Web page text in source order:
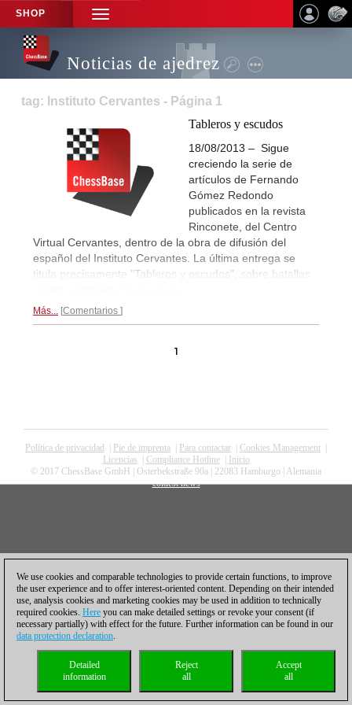
SHOP
TOGGLE
NAVIGATION
Noticias de ajedrez
tag: Instituto Cervantes - Página 1
Tableros y escudos
18/08/2013 – Sigue
creciendo la serie de
artículos de Fernando
Gómez Redondo
publicados en la revista
Rinconete, del Centro
Virtual Cervantes, dentro de la obra de difusión del
español del Instituto Cervantes. La última entrega se
titula precisamente "Tableros y escudos", sobre batallas
Más... Comentarios
1
Política de privacidad Pie de imprenta Para contactar Cookies Management
Licencias
Compliance Hotline|
Inicio
© 2017 ChessBase GmbH | Osterbekstraße 90a | 22083 Hamburgo | Alemania
coldest news
We use cookies and comparable technologies to provide certain functions, to improve
the user experience and to offer interest-oriented content. Depending on their intended
use, analysis cookies and marketing cookies may be used in addition to technically
required cookies. Here you can make detailed settings or revoke your consent (if
necessary partially) with effect for the future. Further information can be found in our
data protection declaration.
Accept
all
Reject
all
Detailed
information